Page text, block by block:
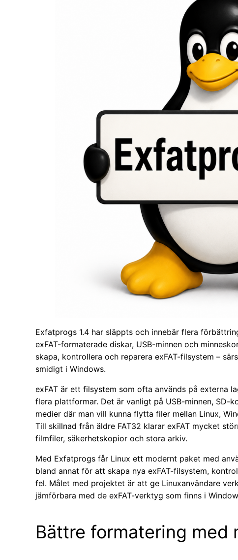
Exfatprogs 1.4 har släppts och innebär flera
exFAT-formaterade diskar, USB-minnen och
skapa, kontrollera och reparera exFAT-filsystem –
smidigt i Windows.
exFAT är ett filsystem som ofta används på externa
flera plattformar. Det är vanligt på USB-minnen, SD-
medier där man vill kunna flytta filer mellan Linux,
Till skillnad från äldre FAT32 klarar exFAT mycket
filmfiler, säkerhetskopior och stora arkiv.
Med Exfatprogs får Linux ett modernt paket med
bland annat för att skapa nya exFAT-filsystem,
fel. Målet med projektet är att ge Linuxanvändare
jämförbara med de exFAT-verktyg som finns i
Bättre formatering med